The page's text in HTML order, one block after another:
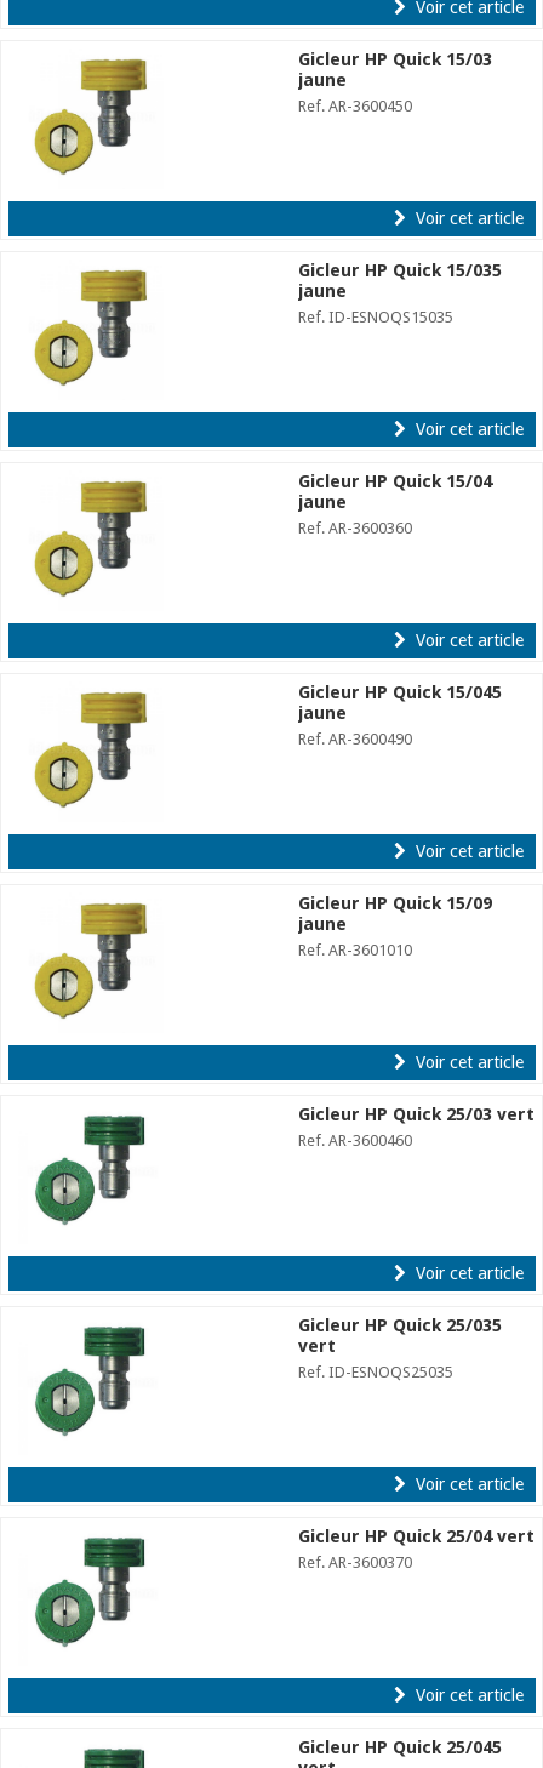
Voir cet article
Gicleur HP Quick 15/03
jaune
Ref. AR-3600450
Voir cet article
Gicleur HP Quick 15/035
jaune
Ref. ID-ESNOQS15035
Voir cet article
Gicleur HP Quick 15/04
jaune
Ref. AR-3600360
Voir cet article
Gicleur HP Quick 15/045
jaune
Ref. AR-3600490
Voir cet article
Gicleur HP Quick 15/09
jaune
Ref. AR-3601010
Voir cet article
Gicleur HP Quick 25/03 vert
Ref. AR-3600460
Voir cet article
Gicleur HP Quick 25/035
vert
Ref. ID-ESNOQS25035
Voir cet article
Gicleur HP Quick 25/04 vert
Ref. AR-3600370
Voir cet article
Gicleur HP Quick 25/045